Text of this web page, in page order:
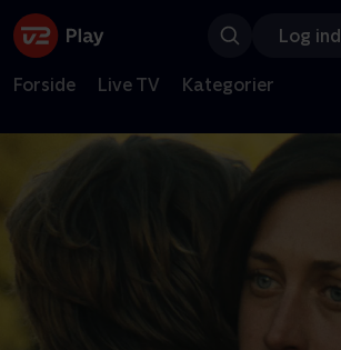
Log ind
Forside Live TV Kategorier